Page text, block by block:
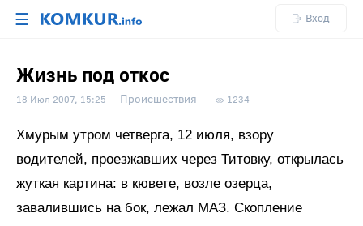
☰ Вход
Жизнь под откос
18 Июл 2007, 15:25 Происшествия 1234
Хмурым утром четверга, 12 июля, взору
водителей, проезжавших через Титовку, открылась
жуткая картина: в кювете, возле озерца,
завалившись на бок, лежал МАЗ. Скопление